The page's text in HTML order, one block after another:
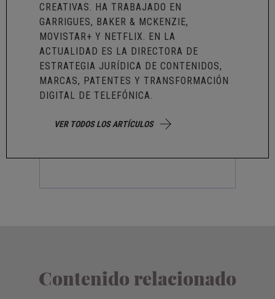
CREATIVAS. HA TRABAJADO EN
GARRIGUES, BAKER & MCKENZIE,
MOVISTAR+ Y NETFLIX. EN LA
ACTUALIDAD ES LA DIRECTORA DE
ESTRATEGIA JURÍDICA DE CONTENIDOS,
MARCAS, PATENTES Y TRANSFORMACIÓN
DIGITAL DE TELEFÓNICA.
VER TODOS LOS ARTÍCULOS
Contenido relacionado